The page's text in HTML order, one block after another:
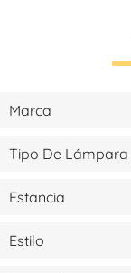
Marca
Tipo De Lámpara
Estancia
Estilo